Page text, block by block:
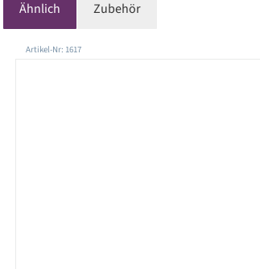
Ähnlich Zubehör
Produktgalerie überspringen
Artikel-Nr: 1617